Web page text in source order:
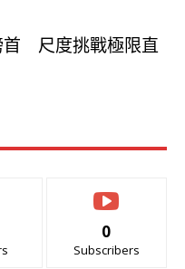
首 尺度挑戰極限直
0
Subscribers